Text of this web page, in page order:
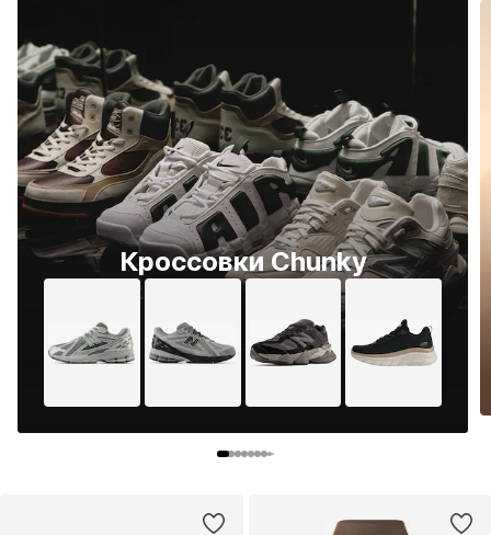
Кроссовки Chunky